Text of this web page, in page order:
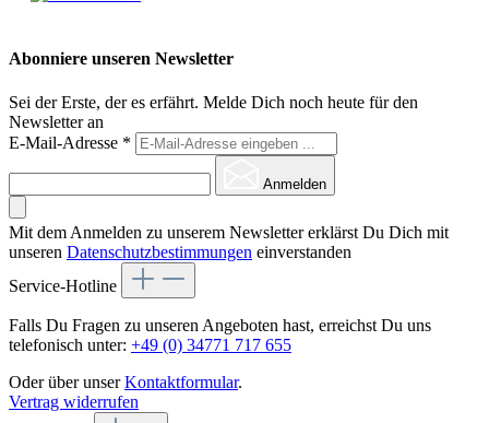
Abonniere unseren Newsletter
Sei der Erste, der es erfährt. Melde Dich noch heute für den
Newsletter an
E-Mail-Adresse *
Anmelden
Mit dem Anmelden zu unserem Newsletter erklärst Du Dich mit
unseren Datenschutzbestimmungen einverstanden
Service-Hotline
Falls Du Fragen zu unseren Angeboten hast, erreichst Du uns
telefonisch unter: +49 (0) 34771 717 655
Oder über unserKontaktformular.
Vertrag widerrufen